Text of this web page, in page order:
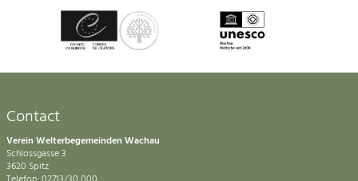
Contact
Verein Welterbegemeinden Wachau
Schlossgasse 3
3620 Spitz